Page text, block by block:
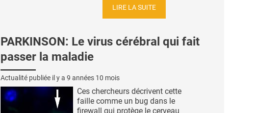
LIRE LA SUITE
PARKINSON: Le virus cérébral qui fait
passer la maladie
Actualité publiée il y a 9 années 10 mois
Ces chercheurs décrivent cette
faille comme un bug dans le
firewall qui protège le cerveau